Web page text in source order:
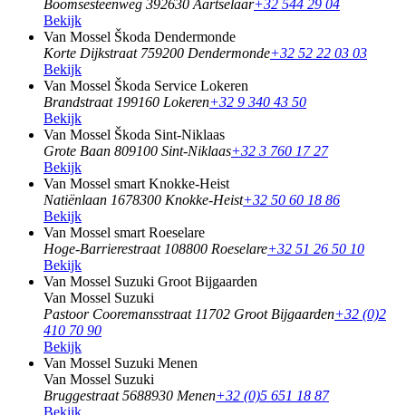
Boomsesteenweg 392630 Aartselaar+32 544 29 04
Bekijk
Van Mossel Škoda Dendermonde
Korte Dijkstraat 759200 Dendermonde+32 52 22 03 03
Bekijk
Van Mossel Škoda Service Lokeren
Brandstraat 199160 Lokeren+32 9 340 43 50
Bekijk
Van Mossel Škoda Sint-Niklaas
Grote Baan 809100 Sint-Niklaas+32 3 760 17 27
Bekijk
Van Mossel smart Knokke-Heist
Natiënlaan 1678300 Knokke-Heist+32 50 60 18 86
Bekijk
Van Mossel smart Roeselare
Hoge-Barrierestraat 108800 Roeselare+32 51 26 50 10
Bekijk
Van Mossel Suzuki Groot Bijgaarden
Van Mossel Suzuki
Pastoor Cooremansstraat 11702 Groot Bijgaarden+32 (0)2
410 70 90
Bekijk
Van Mossel Suzuki Menen
Van Mossel Suzuki
Bruggestraat 5688930 Menen+32 (0)5 651 18 87
Bekijk